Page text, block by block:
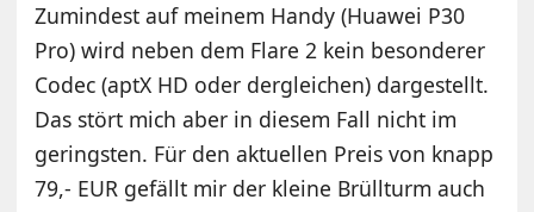
Zumindest auf meinem Handy (Huawei P30
Pro) wird neben dem Flare 2 kein besonderer
Codec (aptX HD oder dergleichen) dargestellt.
Das stört mich aber in diesem Fall nicht im
geringsten. Für den aktuellen Preis von knapp
79,- EUR gefällt mir der kleine Brüllturm auch